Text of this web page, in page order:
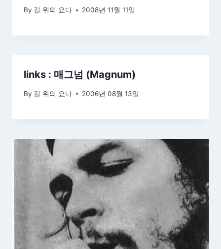
By 길 위의 요다 2008년 11월 11일
links : 매그넘 (Magnum)
By 길 위의 요다 2006년 08월 13일